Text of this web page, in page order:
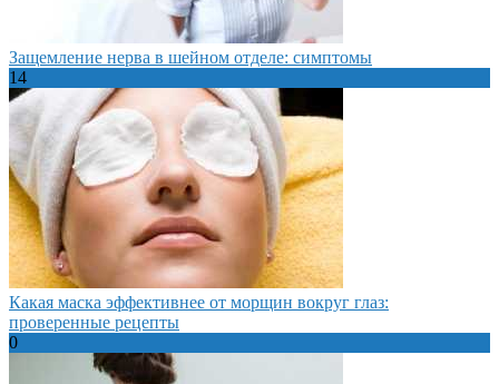
Защемление нерва в шейном отделе: симптомы
14
Какая маска эффективнее от морщин вокруг глаз:
проверенные рецепты
0